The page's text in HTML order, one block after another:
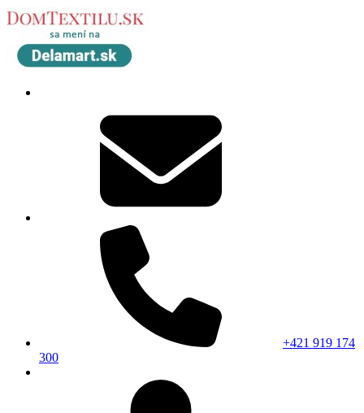
+421 919 174
300